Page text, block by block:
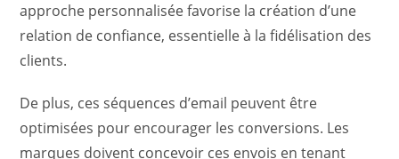
approche personnalisée favorise la création d’une
relation de confiance, essentielle à la fidélisation des
clients.
De plus, ces séquences d’email peuvent être
optimisées pour encourager les conversions. Les
marques doivent concevoir ces envois en tenant